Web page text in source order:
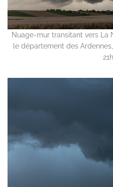
Nuage-mur transitant vers La
le département des